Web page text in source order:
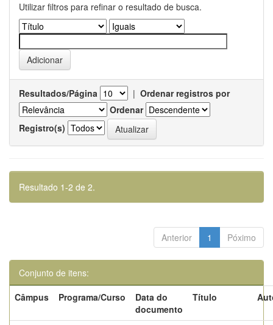
Utilizar filtros para refinar o resultado de busca.
Resultados/Página | Ordenar registros por
Ordenar
Registro(s)
Resultado 1-2 de 2.
Anterior 1 Póximo
Conjunto de itens:
Câmpus
Programa/Curso
Data do
documento
Título